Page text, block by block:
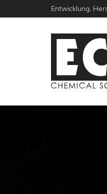
zum
Entwicklung,